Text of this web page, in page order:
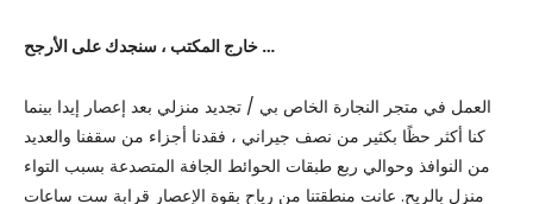
خارج المكتب ، سنجدك على الأرجح …
العمل في متجر النجارة الخاص بي / تجديد منزلي بعد إعصار إيدا بينما
كنا أكثر حظًا بكثير من نصف جيراني ، فقدنا أجزاء من سقفنا والعديد
من النوافذ وحوالي ربع طبقات الحوائط الجافة المتصدعة بسبب التواء
منزل بالريح. عانت منطقتنا من رياح بقوة الإعصار قرابة ست ساعات